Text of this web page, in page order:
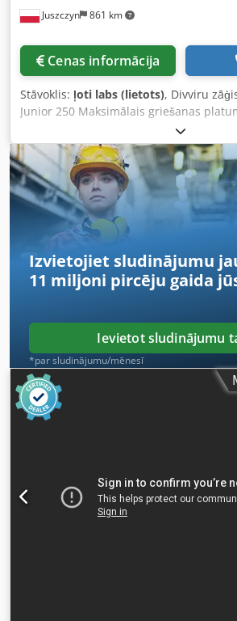
Juszczyn 861 km
Cenas informācija
Stāvoklis: ļoti labs (lietots), Divviru
Junior 250 Maksimālais griešanas
Maksimālais griešanas augstums: 60
leņķī Maksimālais zāģa diametrs: 250
augšā-lejā Zāģa padeves ātruma
Dzinēja jauda: 2 × 1,5 kW Csdpfx
pieslēgumi: 2 × 100 mm
Izvietojiet sludinājumu
11 miljoni pircēju gaida
Ievietot sludinājumu
*par sludinājumu/mēnesī